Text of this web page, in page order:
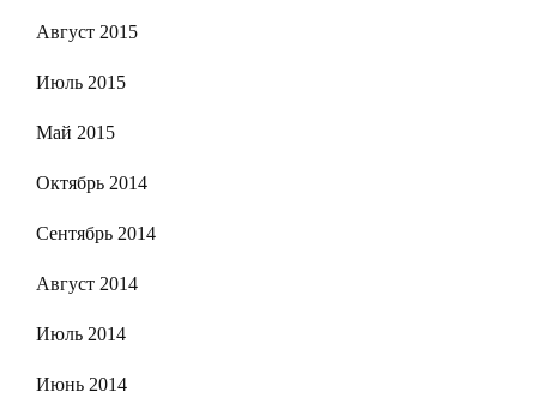
Август 2015
Июль 2015
Май 2015
Октябрь 2014
Сентябрь 2014
Август 2014
Июль 2014
Июнь 2014